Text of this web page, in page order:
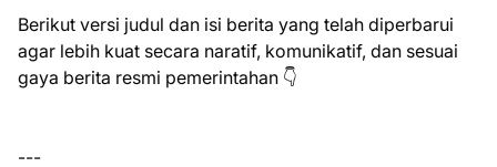
Berikut versi judul dan isi berita yang telah diperbarui
agar lebih kuat secara naratif, komunikatif, dan sesuai
gaya berita resmi pemerintahan 👇
---